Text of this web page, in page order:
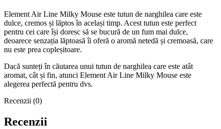
Element Air Line Milky Mouse este tutun de narghilea care este
dulce, cremos și lăptos în același timp. Acest tutun este perfect
pentru cei care își doresc să se bucură de un fum mai dulce,
deoarece senzația lăptoasă îi oferă o aromă netedă și cremoasă, care
nu este prea copleșitoare.
Dacă sunteți în căutarea unui tutun de narghilea care este atât
aromat, cât și fin, atunci Element Air Line Milky Mouse este
alegerea perfectă pentru dvs.
Recenzii (0)
Recenzii